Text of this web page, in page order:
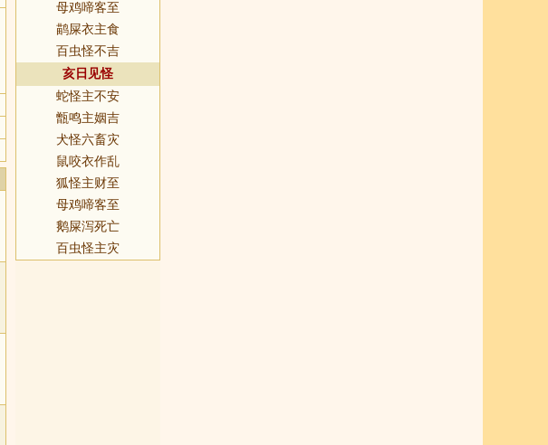
母鸡啼客至
鹋屎衣主食
百虫怪不吉
亥日见怪
蛇怪主不安
甑鸣主姻吉
犬怪六畜灾
鼠咬衣作乱
狐怪主财至
母鸡啼客至
鹅屎泻死亡
百虫怪主灾